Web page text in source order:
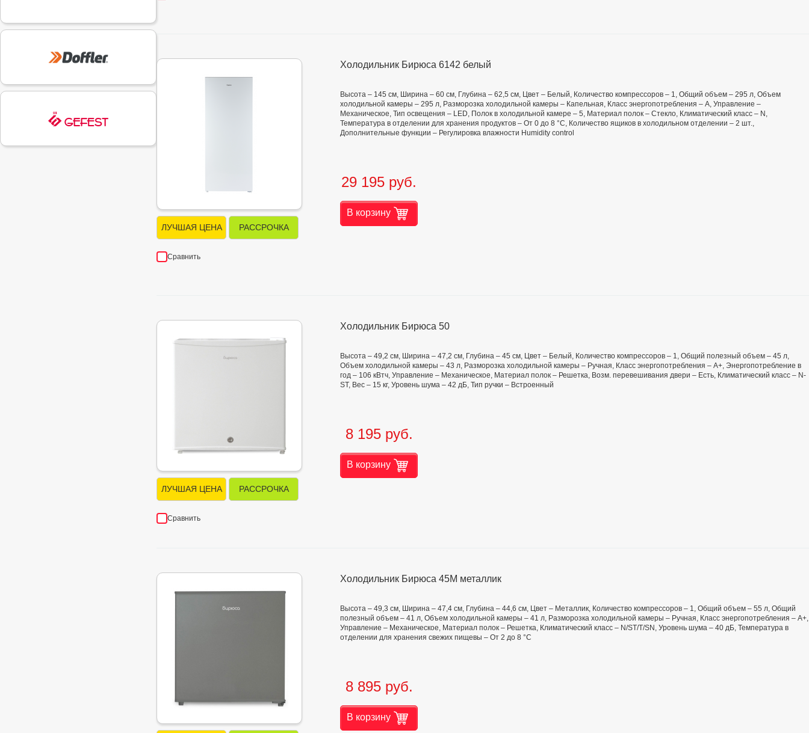
ЛУЧШАЯ ЦЕНА РАССРОЧКА
Сравнить
Холодильник Бирюса 6142 белый
Высота – 145 см, Ширина – 60 см, Глубина – 62,5 см, Цвет – Белый, Количество компрессоров – 1, Общий объем – 295 л, Объем
холодильной камеры – 295 л, Разморозка холодильной камеры – Капельная, Класс энергопотребления – А, Управление –
Механическое, Тип освещения – LED, Полок в холодильной камере – 5, Материал полок – Стекло, Климатический класс – N,
Температура в отделении для хранения продуктов – От 0 до 8 °C, Количество ящиков в холодильном отделении – 2 шт.,
Дополнительные функции – Регулировка влажности Humidity control
29 195 руб.
В корзину
ЛУЧШАЯ ЦЕНА РАССРОЧКА
Сравнить
Холодильник Бирюса 50
Высота – 49,2 см, Ширина – 47,2 см, Глубина – 45 см, Цвет – Белый, Количество компрессоров – 1, Общий полезный объем – 45 л,
Объем холодильной камеры – 43 л, Разморозка холодильной камеры – Ручная, Класс энергопотребления – А+, Энергопотребление в
год – 106 кВтч, Управление – Механическое, Материал полок – Решетка, Возм. перевешивания двери – Есть, Климатический класс – N-
ST, Вес – 15 кг, Уровень шума – 42 дБ, Тип ручки – Встроенный
8 195 руб.
В корзину
Холодильник Бирюса 45M металлик
Высота – 49,3 см, Ширина – 47,4 см, Глубина – 44,6 см, Цвет – Металлик, Количество компрессоров – 1, Общий объем – 55 л, Общий
полезный объем – 41 л, Объем холодильной камеры – 41 л, Разморозка холодильной камеры – Ручная, Класс энергопотребления – А+,
Управление – Механическое, Материал полок – Решетка, Климатический класс – N/ST/T/SN, Уровень шума – 40 дБ, Температура в
отделении для хранения свежих пищевы – От 2 до 8 °C
8 895 руб.
В корзину